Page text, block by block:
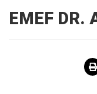
EMEF DR.